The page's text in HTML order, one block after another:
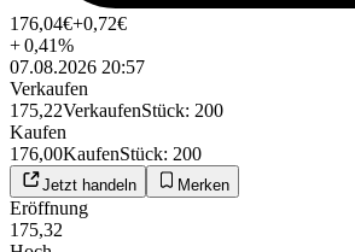
176,04€+0,72€
+0,41%
07.08.2026 20:57
Verkaufen
175,22VerkaufenStück: 200
Kaufen
176,00KaufenStück: 200
Jetzt handeln Merken
Eröffnung
175,32